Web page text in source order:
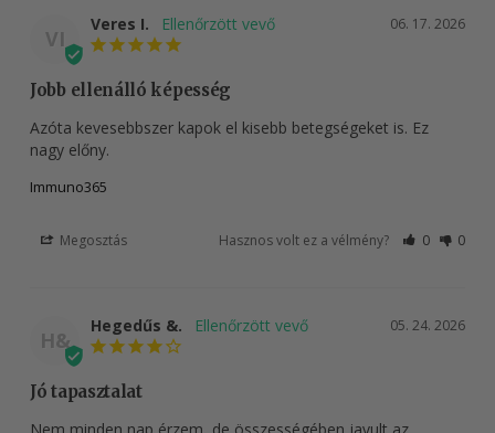
VI
06. 17. 2026
Veres I.
Jobb ellenálló képesség
Azóta kevesebbszer kapok el kisebb betegségeket is. Ez
nagy előny.
Immuno365
Megosztás Hasznos volt ez a vélmény? 0 0
H&
05. 24. 2026
Hegedűs &.
Jó tapasztalat